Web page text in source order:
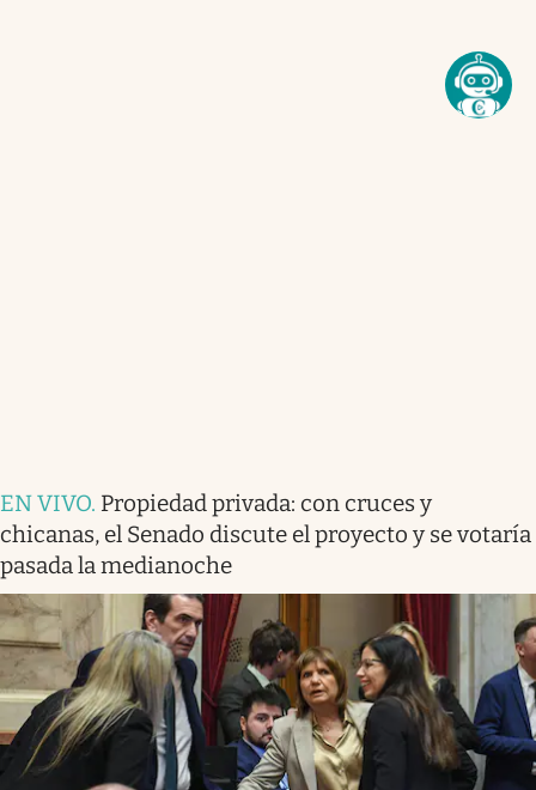
EN VIVO. Propiedad privada: con cruces y
chicanas, el Senado discute el proyecto y se votaría
pasada la medianoche